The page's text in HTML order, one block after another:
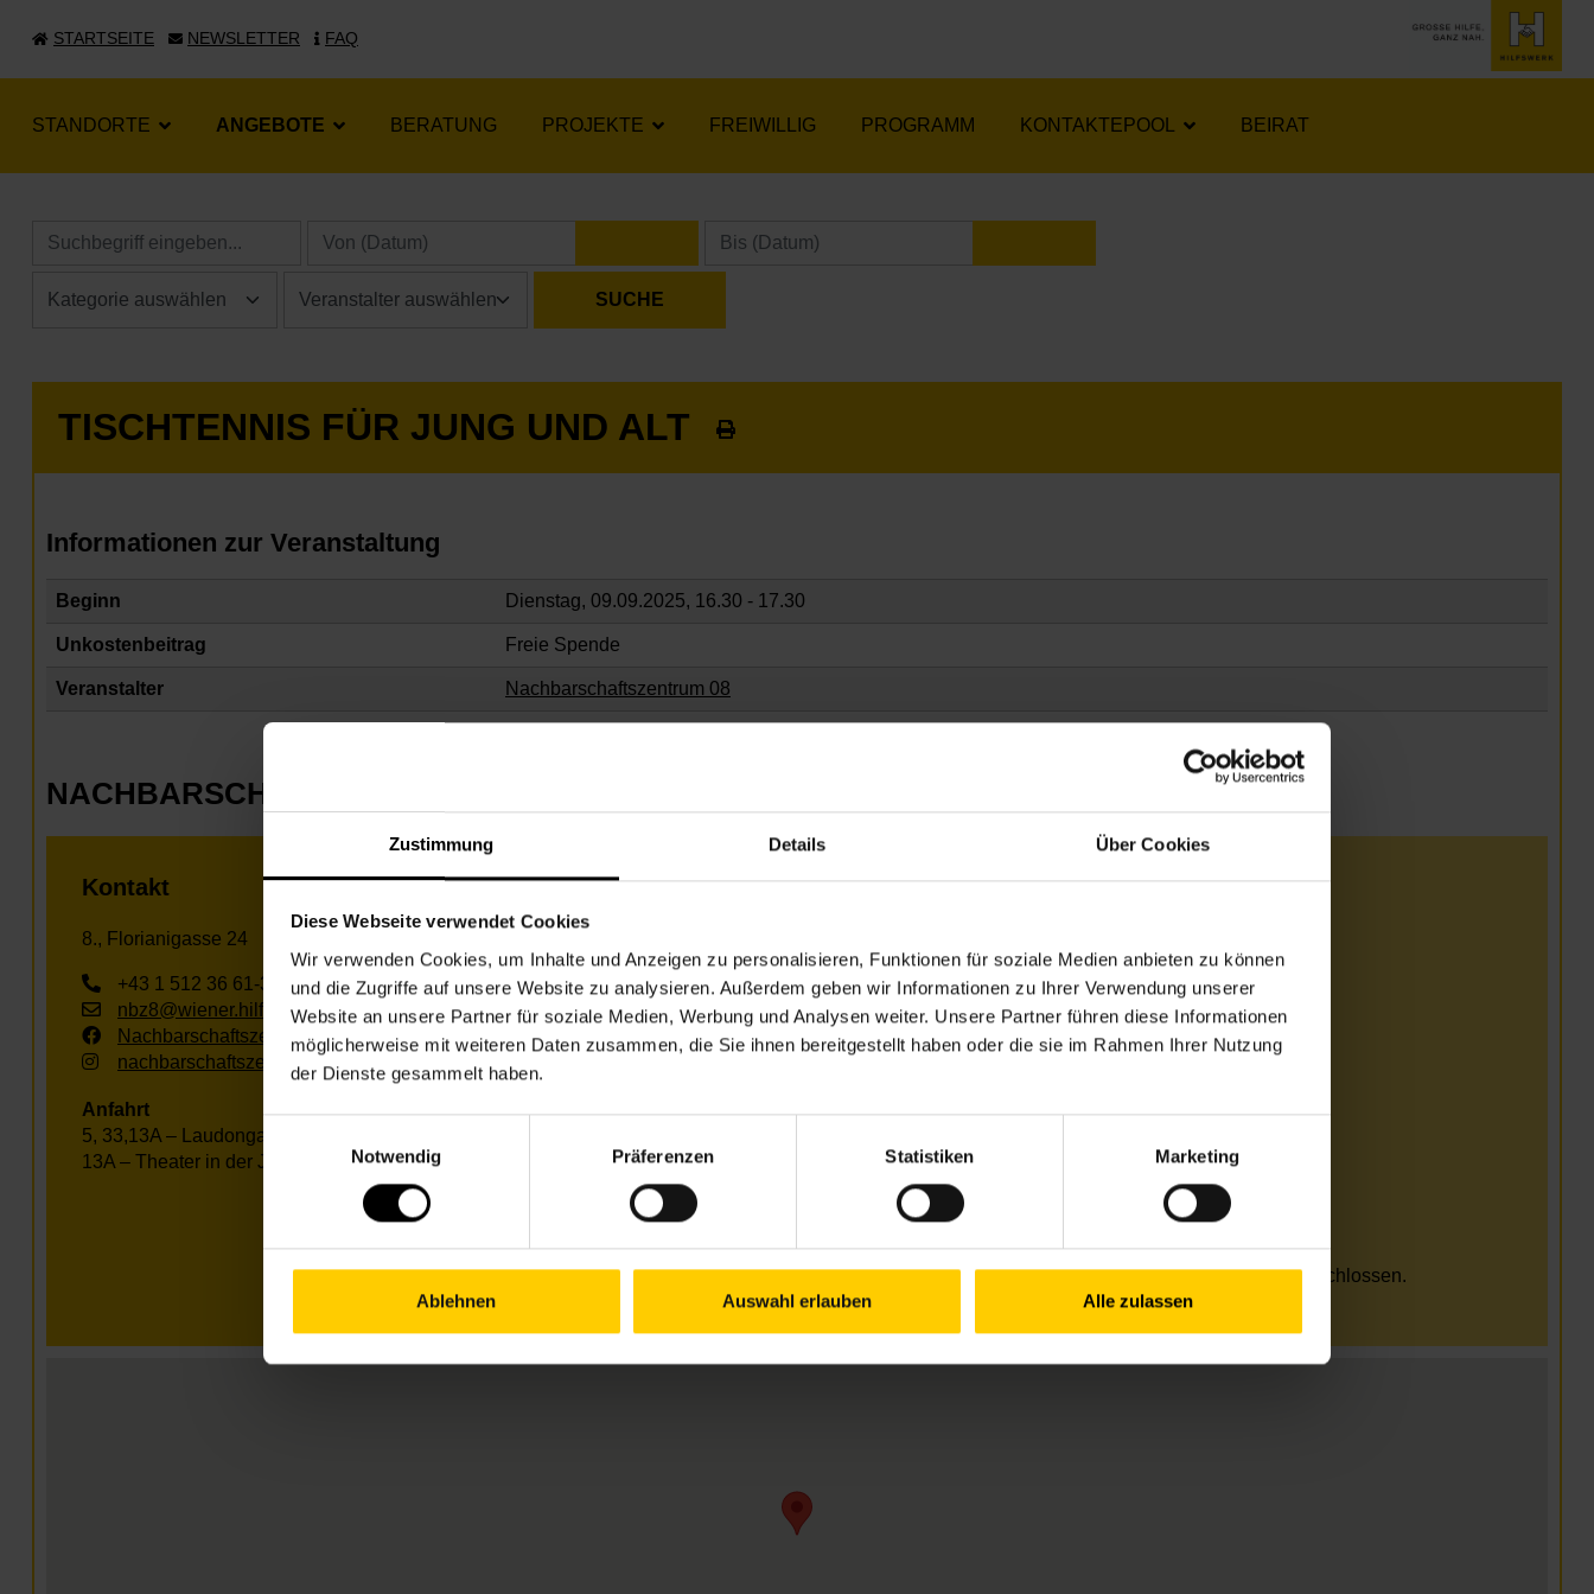
Zustimmung Details Über Cookies
Diese Webseite verwendet Cookies
Wir verwenden Cookies, um Inhalte und Anzeigen zu personalisieren, Funktionen für soziale Medien anbieten zu können
und die Zugriffe auf unsere Website zu analysieren. Außerdem geben wir Informationen zu Ihrer Verwendung unserer
Website an unsere Partner für soziale Medien, Werbung und Analysen weiter. Unsere Partner führen diese Informationen
möglicherweise mit weiteren Daten zusammen, die Sie ihnen bereitgestellt haben oder die sie im Rahmen Ihrer Nutzung
der Dienste gesammelt haben.
Einwilligungsauswahl
Notwendig
Präferenzen Statistiken Marketing
Ablehnen Auswahl erlauben Alle zulassen
STARTSEITE NEWSLETTER FAQ
STANDORTE ANGEBOTE BERATUNG PROJEKTE FREIWILLIG PROGRAMM KONTAKTEPOOL BEIRAT
KALENDER ÖFFNEN
TISCHTENNIS FÜR JUNG UND ALT
Informationen zur Veranstaltung
Beginn Dienstag, 09.09.2025, 16.30 - 17.30
Unkostenbeitrag Freie Spende
Veranstalter Nachbarschaftszentrum 08
NACHBARSCHAFTSZENTRUM 08
Kontakt
8., Florianigasse 24
+43 1 512 36 61-3400
nbz8@wiener.hilfswerk.at
Nachbarschaftszentren
nachbarschaftszentren.wien
Anfahrt
5, 33,13A – Laudongasse
13A – Theater in der Josefstadt
Öffnungszeiten Juni
Di.
09.30–17.00 Uhr
Mi.
13.00–18.00 Uhr
Do.
09.30–17.00 Uhr
09.30–17.00 Uhr
09.30–13.00 Uhr
09.30–13.00 Uhr
An Samstagen, Sonn- und Feiertagen ist das Zentrum geschlossen.